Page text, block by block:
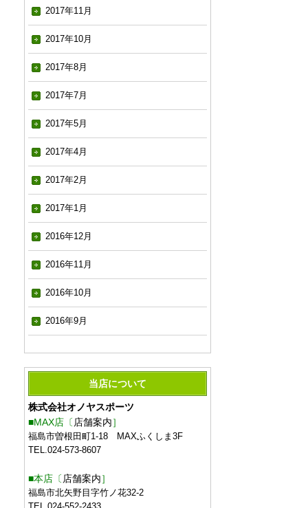
2017年11月
2017年10月
2017年8月
2017年7月
2017年5月
2017年4月
2017年2月
2017年1月
2016年12月
2016年11月
2016年10月
2016年9月
当店について
株式会社オノヤスポーツ
■MAX店〔 店舗案内］
福島市曽根田町1-18 MAXふくしま3F
TEL.024-573-8607
■本店〔 店舗案内］
福島市北矢野目字竹ノ花32-2